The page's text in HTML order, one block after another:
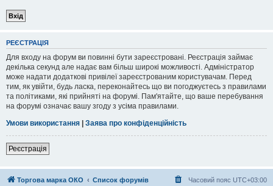
РЕЄСТРАЦІЯ
Для входу на форум ви повинні бути зареєстровані. Реєстрація займає
декілька секунд але надає вам більш широкі можливості. Адміністратор
може надати додаткові привілеї зареєстрованим користувачам. Перед
тим, як увійти, будь ласка, переконайтесь що ви погоджуєтесь з правилами
та політиками, які прийняті на форумі. Пам'ятайте, що ваше перебування
на форумі означає вашу згоду з усіма правилами.
Умови використання | Заява про конфіденційність
Реєстрація
Торгова марка ОКО Список форумів Часовий пояс UTC+03:00